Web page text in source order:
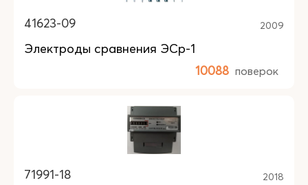
41623-09 2009
Электроды сравнения ЭСр-1
10088 поверок
71991-18 2018